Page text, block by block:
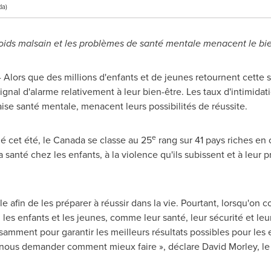
malsain et les problèmes de santé mentale menacent le
que des millions d'enfants et de jeunes retournent cette
d'alarme relativement à leur bien-être. Les taux
santé mentale, menacent leurs possibilités de réussite.
cet été, leCanadase classe au 25erang sur 41 pays riches
santé chez les enfants, à la violence qu'ils subissent et à leur
afin de les préparer à réussir dans la vie. Pourtant, lorsqu'on
enfants et les jeunes, comme leur santé, leur sécurité et
pour garantir les meilleurs résultats possibles pour les
demander comment mieux faire », déclare David Morley,